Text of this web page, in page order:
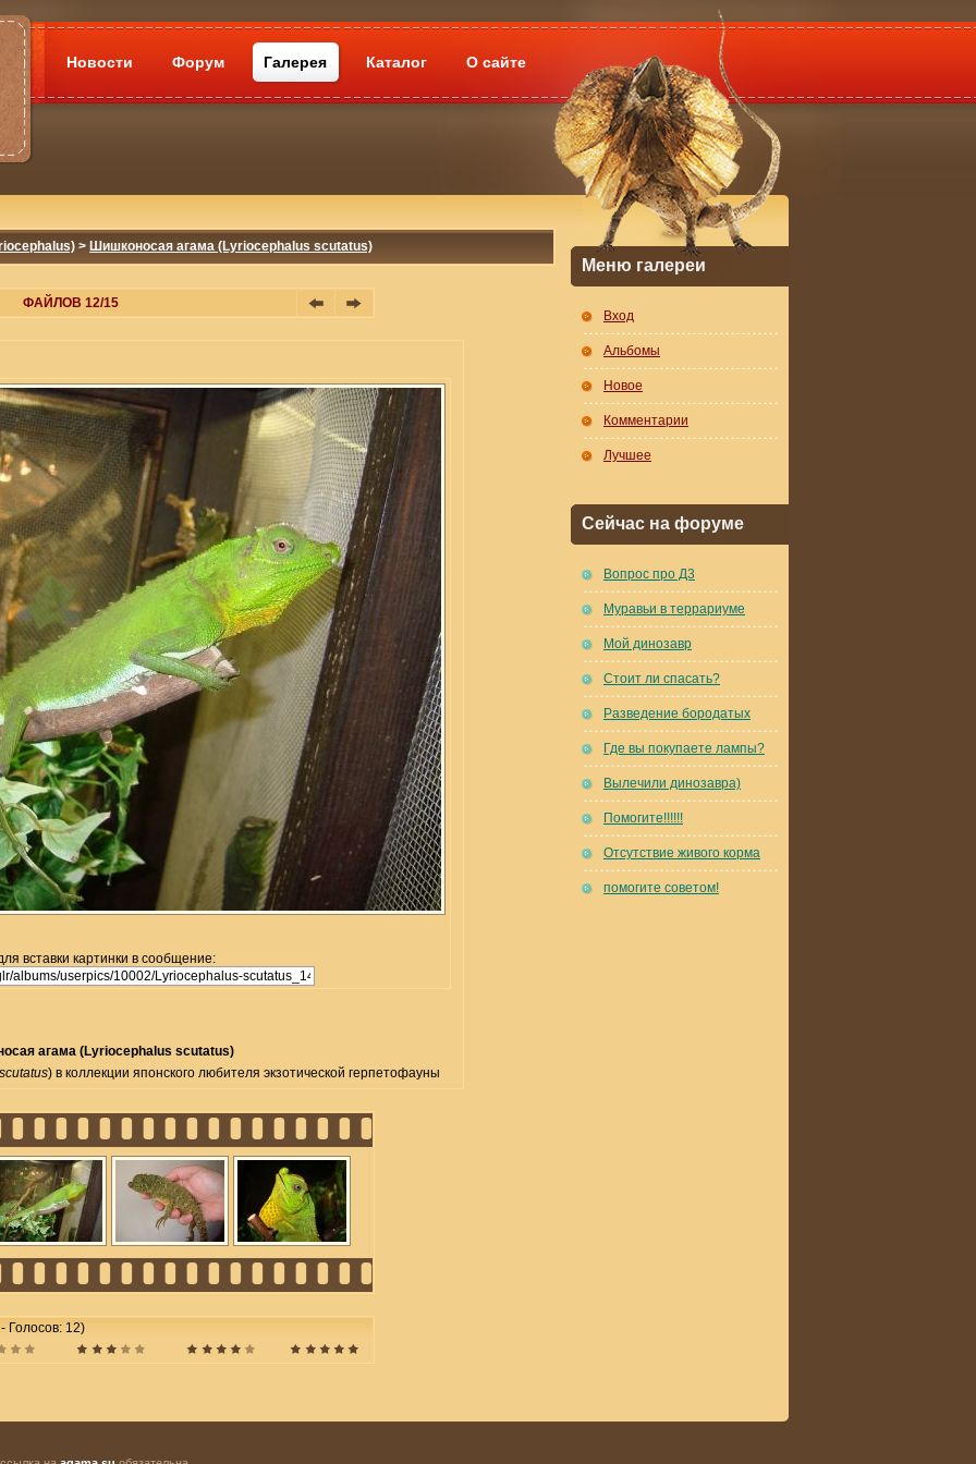
Новости Форум Галерея Каталог О сайте
> Шишконосая агама (Lyriocephalus scutatus)
ФАЙЛОВ 12/15
вставки картинки в сообщение:
агама (Lyriocephalus scutatus)
) в коллекции японского любителя экзотической герпетофауны
Голосов: 12)
Меню галереи
Вход
Альбомы
Новое
Комментарии
Лучшее
Сейчас на форуме
Вопрос про Д3
Муравьи в террариуме
Мой динозавр
Стоит ли спасать?
Разведение бородатых
Где вы покупаете лампы?
Вылечили динозавра)
Помогите!!!!!!
Отсутствие живого корма
помогите советом!